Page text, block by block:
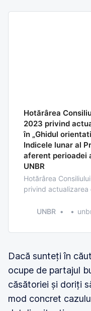
Hotărârea
2023 privind
în „Ghidul
Indicele lunar al
aferent perioadei
UNBR
Hotărârea
privind actualizarea
Prețurilor de
UNBR
Dacă sunteți în
ocupe de partajul
căsătoriei și doriți
mod concret